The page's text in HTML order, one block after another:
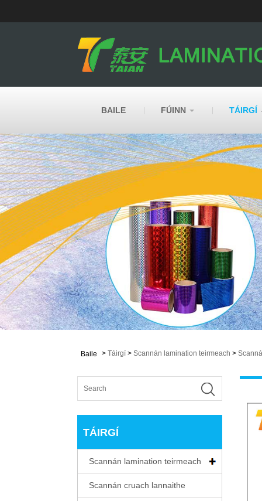
BAILE FÚINN TÁIRGÍ
Baile > Táirgí > Scannán lamination teirmeach >
TÁIRGÍ
Scannán lamination teirmeach
Scannán cruach lannaithe